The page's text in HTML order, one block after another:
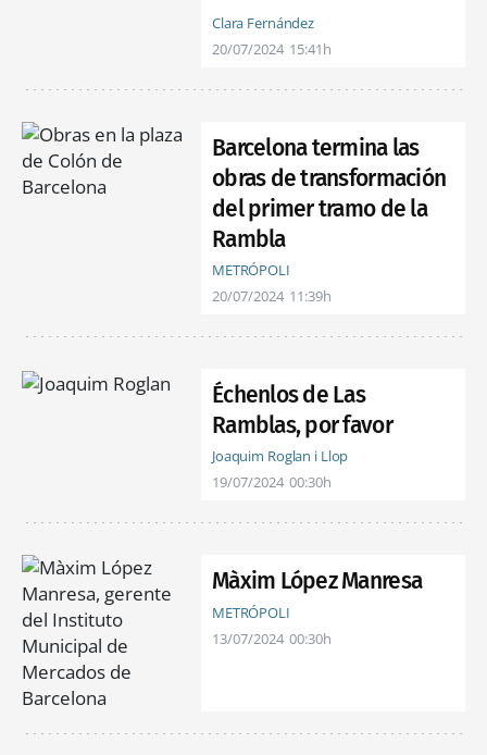
Clara Fernández
20/07/2024 15:41h
Barcelona termina las
obras de transformación
del primer tramo de la
Rambla
METRÓPOLI
20/07/2024 11:39h
Échenlos de Las
Ramblas, por favor
Joaquim Roglan i Llop
19/07/2024 00:30h
Màxim López Manresa
METRÓPOLI
13/07/2024 00:30h